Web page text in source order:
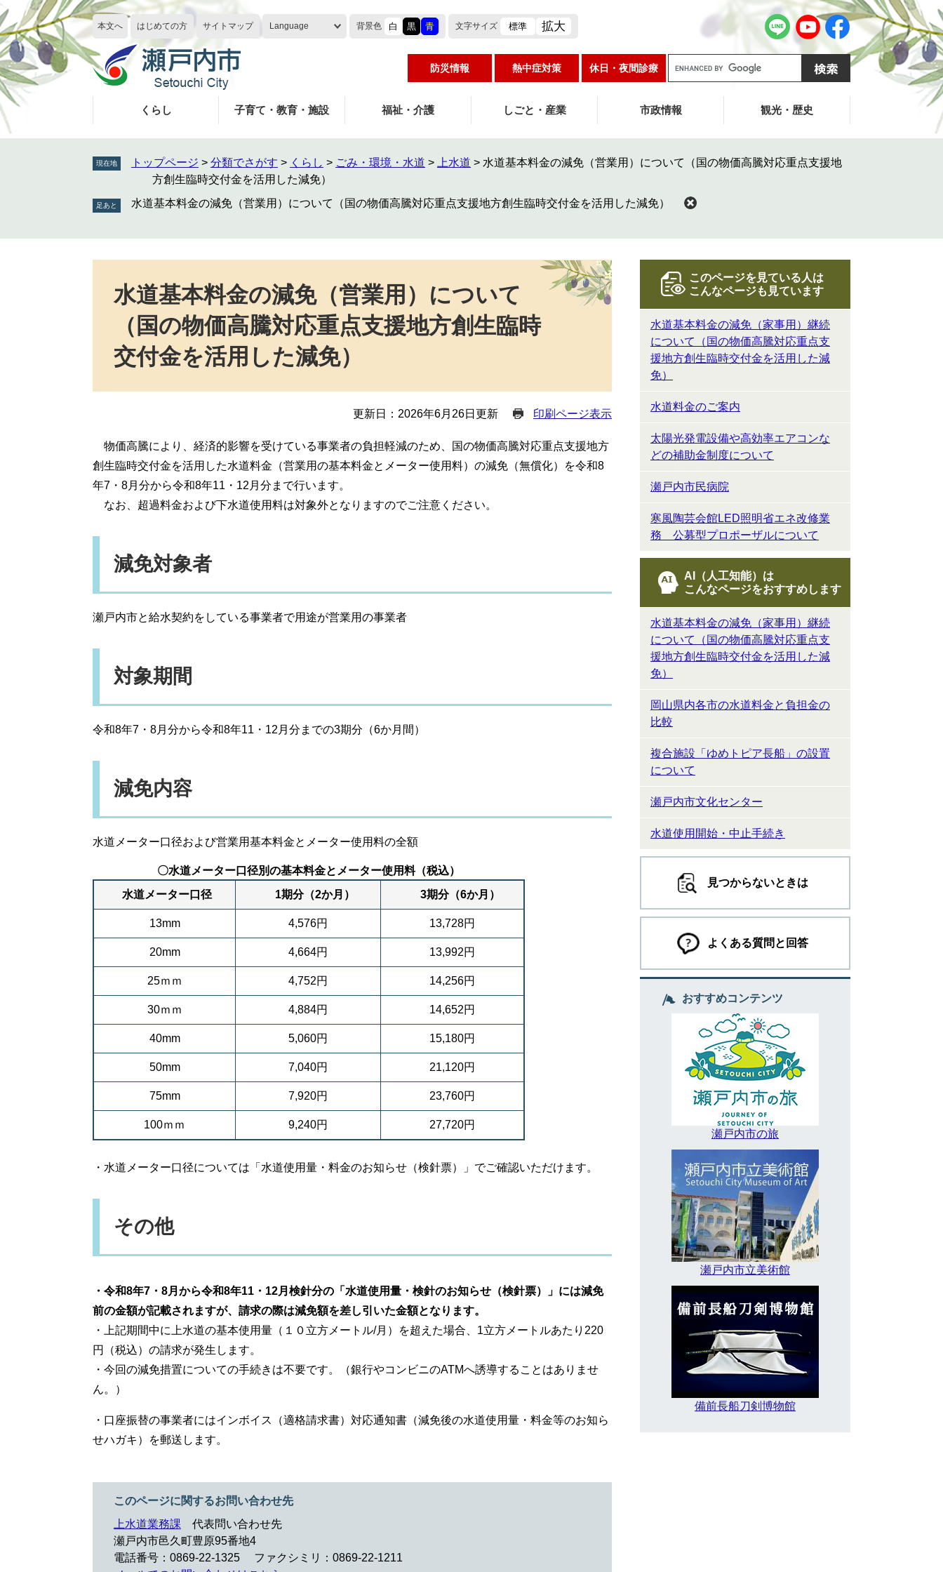
ペ
ー
ジ
の
先
頭
で
す
メ
ニ
ュ
ー
を
飛
ば
し
本文へ はじめての方 サイトマップ Language 背景色 白 黒 青 文字サイズ 標準 拡大
防災情報 熱中症対策 休日・夜間診療
g
e
ス
くらし 子育て・教育・施設 福祉・介護 しごと・産業 市政情報 観光・歴史
現在地 トップページ > 分類でさがす > くらし > ごみ・環境・水道 > 上水道 > 水道基本料金の減免（営業用）について（国の物価高騰対応重点支援地
方創生臨時交付金を活用した減免）
水道基本料金の減免（営業用）について（国の物価高騰対応重点支援地方創生臨時交付金を活用した減免）
水道基本料金の減免（営業用）について
（国の物価高騰対応重点支援地方創生臨時
交付金を活用した減免）
更新日：2026年6月26日更新 印刷ページ表示
物価高騰により、経済的影響を受けている事業者の負担軽減のため、国の物価高騰対応重点支援地方
創生臨時交付金を活用した水道料金（営業用の基本料金とメーター使用料）の減免（無償化）を令和8
年7・8月分から令和8年11・12月分まで行います。
なお、超過料金および下水道使用料は対象外となりますのでご注意ください。
減免対象者
瀬戸内市と給水契約をしている事業者で用途が営業用の事業者
対象期間
令和8年7・8月分から令和8年11・12月分までの3期分（6か月間）
減免内容
水道メーター口径および営業用基本料金とメーター使用料の全額
〇水道メーター口径別の基本料金とメーター使用料（税込）
水道メーター口径
1期分（2か月） 3期分（6か月）
13mm 4,576円 13,728円
20mm 4,664円 13,992円
25ｍｍ 4,752円 14,256円
30ｍｍ 4,884円 14,652円
40mm 5,060円 15,180円
50mm 7,040円 21,120円
75mm 7,920円 23,760円
100ｍｍ 9,240円 27,720円
・水道メーター口径については「水道使用量・料金のお知らせ（検針票）」でご確認いただけます。
その他
・令和8年7・8月から令和8年11・12月検針分の「水道使用量・検針のお知らせ（検針票）」には減免
前の金額が記載されますが、請求の際は減免額を差し引いた金額となります。
・上記期間中に上水道の基本使用量（１０立方メートル/月）を超えた場合、1立方メートルあたり220
円（税込）の請求が発生します。
・今回の減免措置についての手続きは不要です。​（銀行やコンビニのATMへ誘導することはありませ
ん。）
・口座振替の事業者にはインボイス（適格請求書）対応通知書（減免後の水道使用量・料金等のお知ら
せハガキ）を郵送します。
このページに関するお問い合わせ先
上水道業務課
代表問い合わせ先
瀬戸内市邑久町豊原95番地4
電話番号：0869-22-1325
ファクシミリ：0869-22-1211
このページを見ている人は
こんなページも見ています
水道基本料金の減免（家事用）継続
について（国の物価高騰対応重点支
援地方創生臨時交付金を活用した減
免）
水道料金のご案内
太陽光発電設備や高効率エアコンな
どの補助金制度について
瀬戸内市民病院
寒風陶芸会館LED照明省エネ改修業
務 公募型プロポーザルについて
AI（人工知能）は
こんなページをおすすめします
水道基本料金の減免（家事用）継続
について（国の物価高騰対応重点支
援地方創生臨時交付金を活用した減
免）
岡山県内各市の水道料金と負担金の
比較
複合施設「ゆめトピア長船」の設置
について
瀬戸内市文化センター
水道使用開始・中止手続き
見つからないときは
よくある質問と回答
おすすめコンテンツ
瀬戸内市の旅
瀬戸内市立美術館
備前長船刀剣博物館